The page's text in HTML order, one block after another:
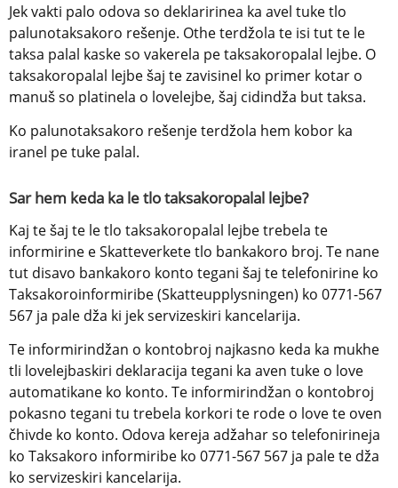
Jek vakti palo odova so deklaririnea ka avel tuke tlo
palunotaksakoro rešenje. Othe terdžola te isi tut te le
taksa palal kaske so vakerela pe taksakoropalal lejbe. O
taksakoropalal lejbe šaj te zavisinel ko primer kotar o
manuš so platinela o lovelejbe, šaj cidindža but taksa.
Ko palunotaksakoro rešenje terdžola hem kobor ka
iranel pe tuke palal.
Sar hem keda ka le tlo taksakoropalal lejbe?
Kaj te šaj te le tlo taksakoropalal lejbe trebela te
informirine e Skatteverkete tlo bankakoro broj. Te nane
tut disavo bankakoro konto tegani šaj te telefonirine ko
Taksakoroinformiribe (Skatteupplysningen) ko 0771-567
567 ja pale dža ki jek servizeskiri kancelarija.
Te informirindžan o kontobroj najkasno keda ka mukhe
tli lovelejbaskiri deklaracija tegani ka aven tuke o love
automatikane ko konto. Te informirindžan o kontobroj
pokasno tegani tu trebela korkori te rode o love te oven
čhivde ko konto. Odova kereja adžahar so telefonirineja
ko Taksakoro informiribe ko 0771-567 567 ja pale te dža
ko servizeskiri kancelarija.